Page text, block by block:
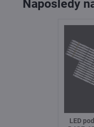
Naposledy
LED